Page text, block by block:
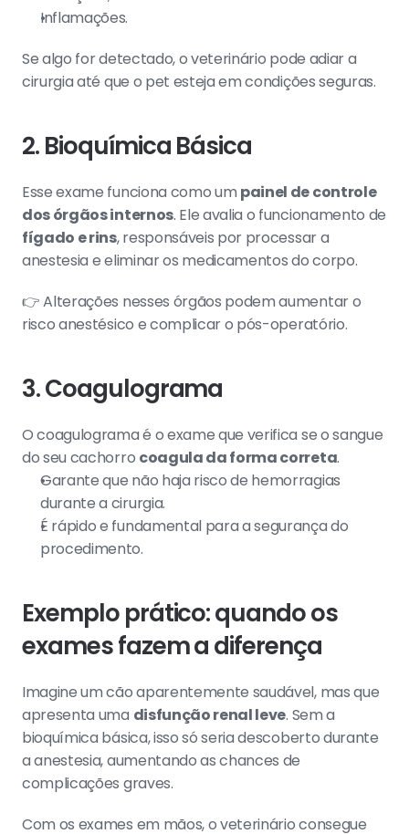
Inflamações.
Se algo for detectado, o veterinário pode adiar a
cirurgia até que o pet esteja em condições seguras.
2. Bioquímica Básica
Esse exame funciona como um painel de controle
dos órgãos internos
fígado e rins, responsáveis por processar a
anestesia e eliminar os medicamentos do corpo.
👉 Alterações nesses órgãos podem aumentar o
risco anestésico e complicar o pós-operatório.
3. Coagulograma
O coagulograma é o exame que verifica se o sangue
do seu cachorro coagula da forma correta.
Garante que não haja risco de hemorragias
durante a cirurgia.
É rápido e fundamental para a segurança do
procedimento.
Exemplo prático: quando os
exames fazem a diferença
Imagine um cão aparentemente saudável, mas que
apresenta uma disfunção renal leve. Sem a
bioquímica básica, isso só seria descoberto durante
a anestesia, aumentando as chances de
complicações graves.